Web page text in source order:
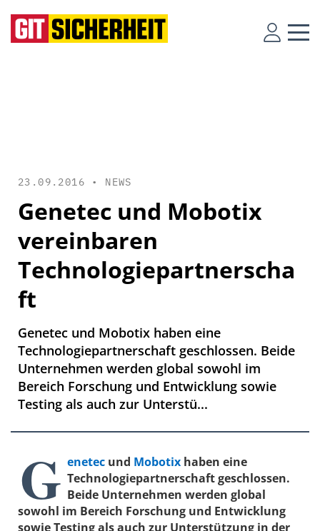
23.09.2016 • NEWS
Genetec und Mobotix
vereinbaren
Technologiepartnerscha
ft
Genetec und Mobotix haben eine
Technologiepartnerschaft geschlossen. Beide
Unternehmen werden global sowohl im
Bereich Forschung und Entwicklung sowie
Testing als auch zur Unterstü...
G enetec und Mobotix haben eine
Technologiepartnerschaft geschlossen.
Beide Unternehmen werden global
sowohl im Bereich Forschung und Entwicklung
sowie Testing als auch zur Unterstützung in der